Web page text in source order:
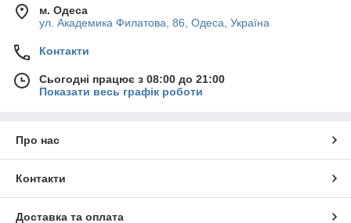
м. Одеса
ул. Академика Филатова, 86, Одеса, Україна
Контакти
Сьогодні працює з 08:00 до 21:00
Показати весь графік роботи
Про нас
Контакти
Доставка та оплата